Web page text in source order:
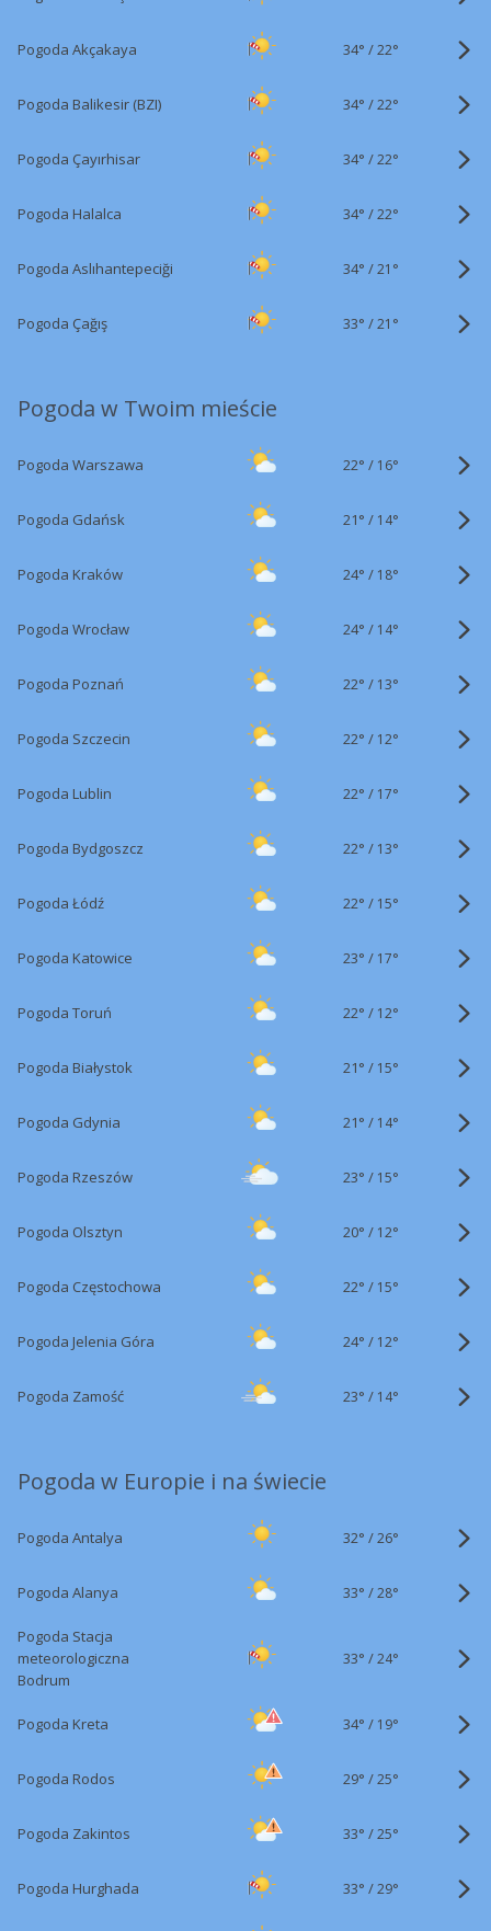
Pogoda Akçakaya 34° /22°
Pogoda Balikesir (BZI) 34° /22°
Pogoda Çayırhisar 34° /22°
Pogoda Halalca 34° /22°
Pogoda Aslıhantepeciği 34° /21°
Pogoda Çağış 33° /21°
Pogoda w Twoim mieście
Pogoda Warszawa 22° / 16°
Pogoda Gdańsk 21° / 14°
Pogoda Kraków 24° / 18°
Pogoda Wrocław 24° / 14°
Pogoda Poznań 22° / 13°
Pogoda Szczecin 22° / 12°
Pogoda Lublin 22° / 17°
Pogoda Bydgoszcz 22° / 13°
Pogoda Łódź 22° / 15°
Pogoda Katowice 23° / 17°
Pogoda Toruń 22° / 12°
Pogoda Białystok 21° / 15°
Pogoda Gdynia 21° / 14°
Pogoda Rzeszów 23° / 15°
Pogoda Olsztyn 20° / 12°
Pogoda Częstochowa 22° / 15°
Pogoda Jelenia Góra 24° / 12°
Pogoda Zamość 23° / 14°
Pogoda w Europie i na świecie
Pogoda Antalya 32° /26°
Pogoda Alanya 33° /28°
Pogoda Stacja
meteorologiczna
Bodrum
33° /24°
Pogoda Kreta 34° / 19°
Pogoda Rodos 29° /25°
Pogoda Zakintos 33° /25°
Pogoda Hurghada 33° /29°